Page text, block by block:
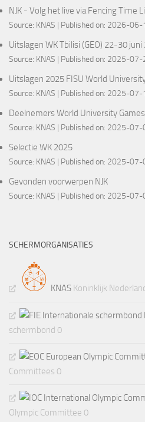
NJK - Volg het live via Fencing Time
Source: KNAS Published on: 2026-06-
Uitslagen WK Tbilisi (GEO) 22-30 juni
Source: KNAS Published on: 2025-07-
Uitslagen 2025 FISU World
Source: KNAS Published on: 2025-07-
Deelnemers World University Games
Source: KNAS Published on: 2025-07-
Selectie WK 2025
Source: KNAS Published on: 2025-07-
Gevonden voorwerpen NJK
Source: KNAS Published on: 2025-07-
SCHERMORGANISATIES
KNAS Koninklijk
schermbond 0
Committees 0
Olympic Committee 0